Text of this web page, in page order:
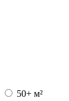
50+ м²